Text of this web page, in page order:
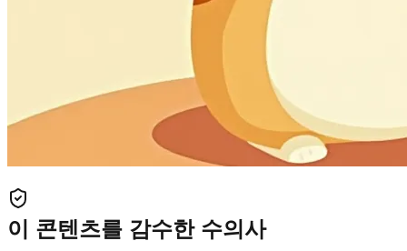
이 콘텐츠를 감수한 수의사